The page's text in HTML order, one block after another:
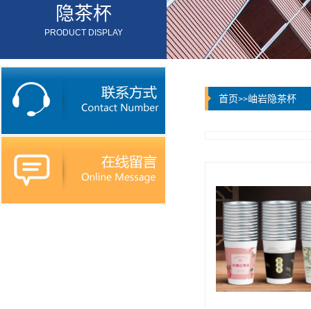
隐茶杯
PRODUCT DISPLAY
首页>>岫岩隐茶杯